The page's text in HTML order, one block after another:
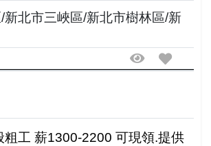
新北市三峽區/新北市樹林區/新
粗工 薪1300-2200 可現領.提供